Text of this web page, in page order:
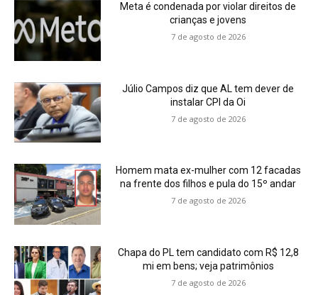
Meta é condenada por violar direitos de
crianças e jovens
7 de agosto de 2026
Júlio Campos diz que AL tem dever de
instalar CPI da Oi
7 de agosto de 2026
Homem mata ex-mulher com 12 facadas
na frente dos filhos e pula do 15º andar
7 de agosto de 2026
Chapa do PL tem candidato com R$ 12,8
mi em bens; veja patrimônios
7 de agosto de 2026